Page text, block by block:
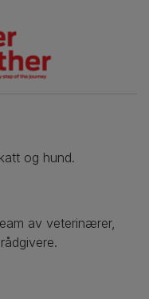
og hund.
av veterinærer,